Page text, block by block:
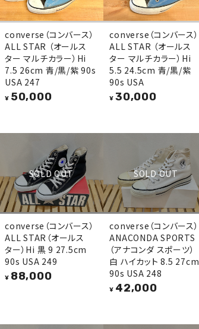
converse（コンバース）
ALL STAR （オールス
ター マルチカラー）Hi
7.5 26cm 青/黒/紫 90s
USA 247
¥ 50,000
converse（コンバース）
ALL STAR （オールス
ター マルチカラー）Hi
5.5 24.5cm 青/黒/紫
90s USA
¥ 30,000
SOLD OUT
converse（コンバース）
ALL STAR（オールス
ター）Hi 黒 9 27.5cm
90s USA 249
¥ 88,000
SOLD OUT
converse（コンバース）
ANACONDA SPORTS
（アナコンダ スポーツ）
白 ハイカット 8.5 27cm
90s USA 248
¥ 42,000